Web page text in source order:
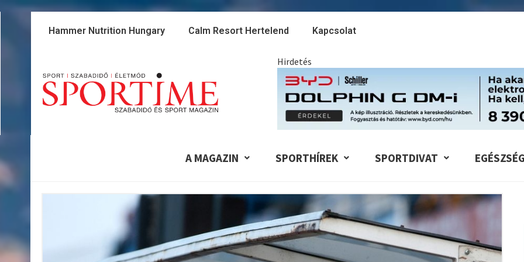
Skip
Hammer Nutrition Hungary Calm Resort Hertelend Kapcsolat
Hirdetés
A MAGAZIN SPORTHÍREK SPORTDIVAT EGÉSZSÉG